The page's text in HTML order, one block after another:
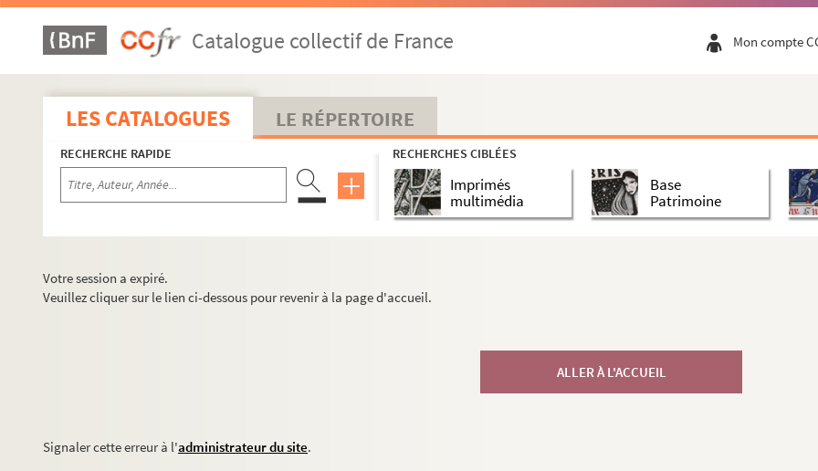
Catalogue collectif de France Mon compte
LES CATALOGUES LE RÉPERTOIRE
RECHERCHE RAPIDE RECHERCHES CIBLÉES
Imprimés
multimédia
Base
Patrimoine
Votre session a expiré.
Veuillez cliquer sur le lien ci-dessous pour revenir à la page d'accueil.
ALLER À L'ACCUEIL
Signaler cette erreur à l'administrateur du site.